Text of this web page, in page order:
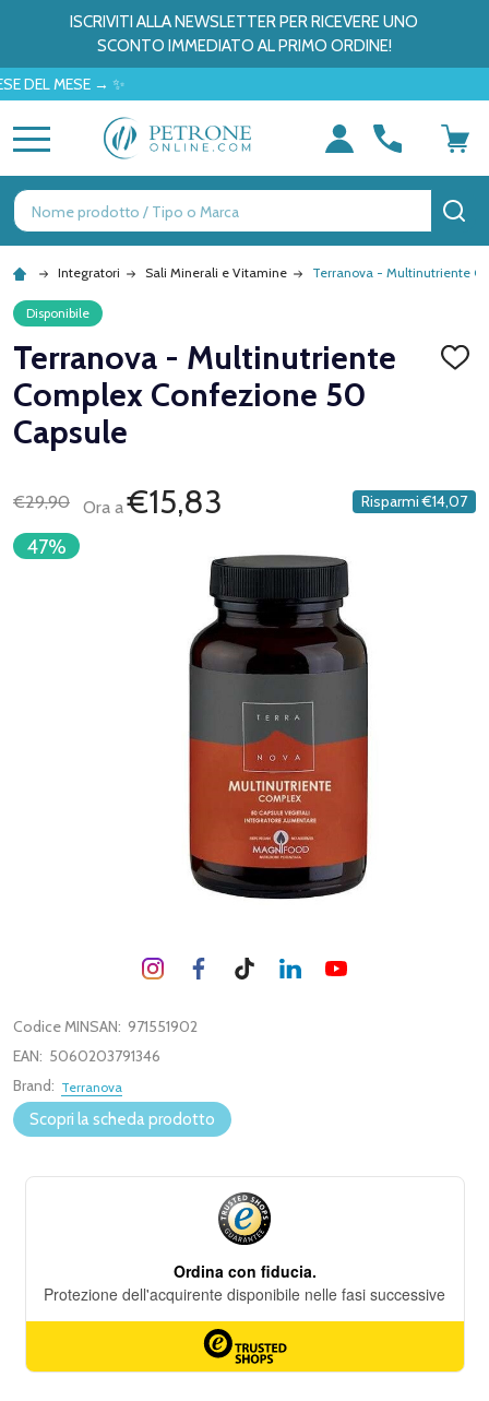
ISCRIVITI ALLA NEWSLETTER PER RICEVERE UNO
SCONTO IMMEDIATO AL PRIMO ORDINE!
MESE → ✨
Ricerca
Integratori Sali Minerali e Vitamine Terranova - Multinutriente
Disponibile
Terranova - Multinutriente
Complex Confezione 50
Capsule
€29,90 Ora a€15,83 Risparmi €14,07
47%
Codice MINSAN: 971551902
EAN: 5060203791346
Brand: Terranova
Scopri la scheda prodotto